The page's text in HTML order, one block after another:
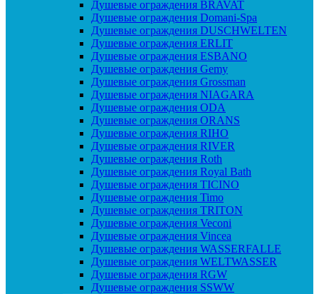
Душевые ограждения BRAVAT
Душевые ограждения Domani-Spa
Душевые ограждения DUSCHWELTEN
Душевые ограждения ERLIT
Душевые ограждения ESBANO
Душевые ограждения Gemy
Душевые ограждения Grossman
Душевые ограждения NIAGARA
Душевые ограждения ODA
Душевые ограждения ORANS
Душевые ограждения RIHO
Душевые ограждения RIVER
Душевые ограждения Roth
Душевые ограждения Royal Bath
Душевые ограждения TICINO
Душевые ограждения Timo
Душевые ограждения TRITON
Душевые ограждения Veconi
Душевые ограждения Vincea
Душевые ограждения WASSERFALLE
Душевые ограждения WELTWASSER
Душевые ограждения RGW
Душевые ограждения SSWW